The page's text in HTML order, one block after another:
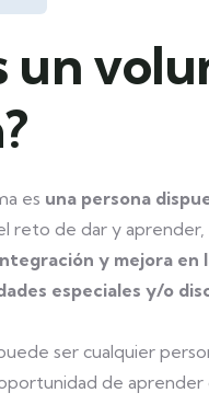
un
es una persona
reto de dar y
y mejora en
especiales y/o
ser cualquier
de aprender